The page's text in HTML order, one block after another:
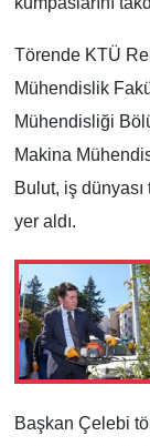
Törende KTÜ
Mühendislik
Mühendisliği
Makina
Bulut, iş
yer aldı.
Başkan Çelebi